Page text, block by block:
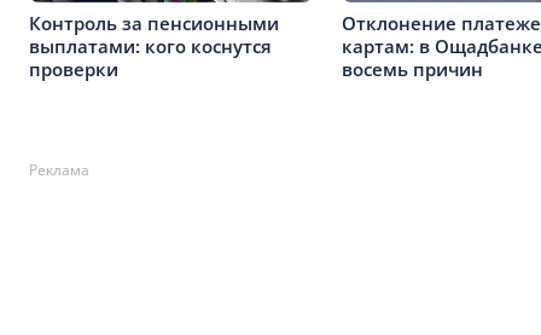
Контроль за пенсионными
выплатами: кого коснутся
проверки
Отклонение
картам: в
восемь причин
Реклама